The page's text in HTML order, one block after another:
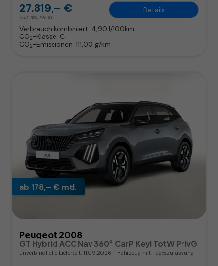
27.819,– €
incl. 19% MwSt.
Details
Verbrauch kombiniert: 4,90 l/100km
CO2-Klasse: C
CO2-Emissionen: 111,00 g/km
ab 178,– € mtl.
Peugeot 2008
GT Hybrid ACC Nav 360° CarP Keyl TotW PrivG
unverbindliche Lieferzeit: 11.09.2026 Fahrzeug mit Tageszulassung